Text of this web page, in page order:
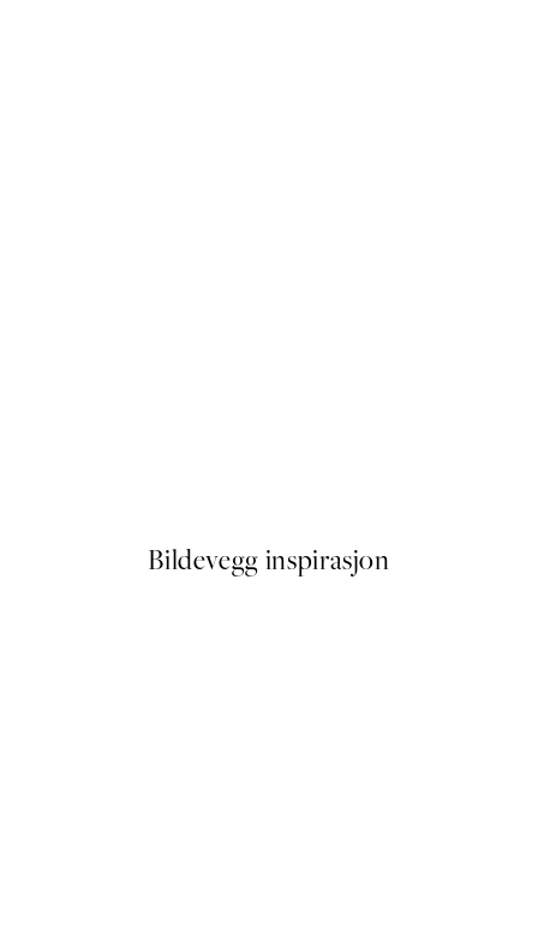
Bildevegg inspirasjon